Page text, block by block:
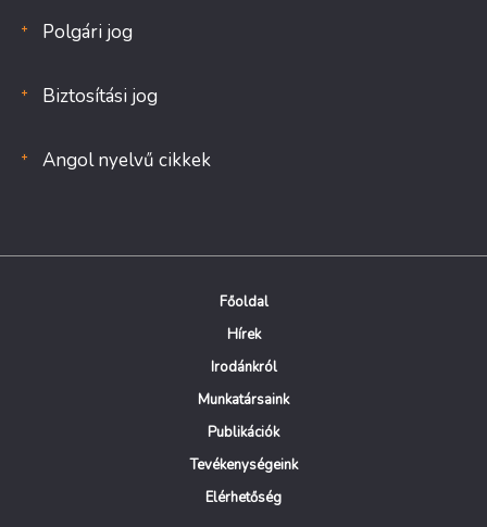
Polgári jog
Biztosítási jog
Angol nyelvű cikkek
Főoldal
Hírek
Irodánkról
Munkatársaink
Publikációk
Tevékenységeink
Elérhetőség